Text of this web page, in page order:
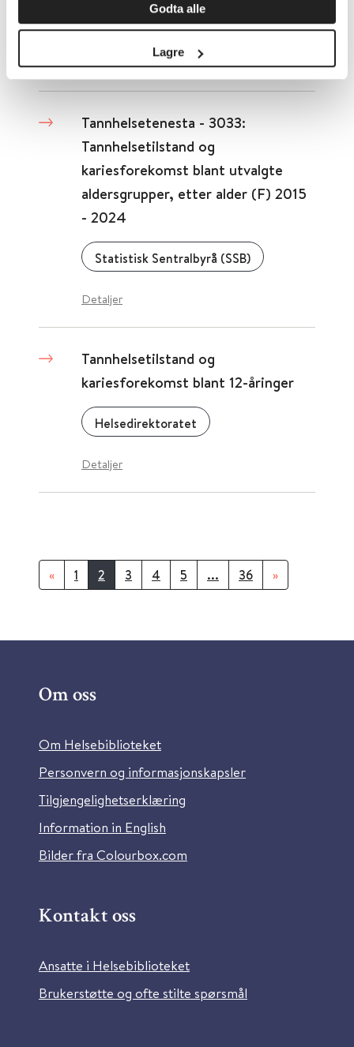
Godta alle
Lagre
Statistisk Sentralbyrå (SSB)
Detaljer
Tannhelsetenesta - 3033:
Tannhelsetilstand og
kariesforekomst blant utvalgte
aldersgrupper, etter alder (F) 2015
- 2024
Statistisk Sentralbyrå (SSB)
Detaljer
Tannhelsetilstand og
kariesforekomst blant 12-åringer
Helsedirektoratet
Detaljer
« 1 2 3 4 5 ... 36 »
Om oss
Om Helsebiblioteket
Personvern og informasjonskapsler
Tilgjengelighetserklæring
Information in English
Bilder fra Colourbox.com
Kontakt oss
Ansatte i Helsebiblioteket
Brukerstøtte og ofte stilte spørsmål